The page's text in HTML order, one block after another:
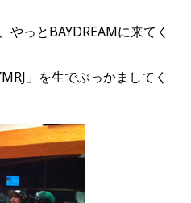
やっとBAYDREAMに来てく
」を生でぶっかましてく